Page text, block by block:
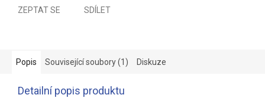
ZEPTAT SE SDÍLET
Popis Související soubory (1) Diskuze
Detailní popis produktu